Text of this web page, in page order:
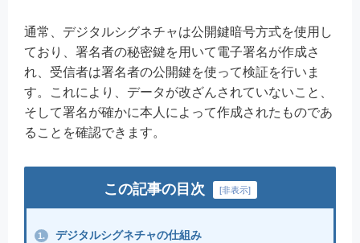
通常、デジタルシグネチャは公開鍵暗号方式を使用し
ており、署名者の秘密鍵を用いて電子署名が作成さ
れ、受信者は署名者の公開鍵を使って検証を行いま
す。これにより、データが改ざんされていないこと、
そして署名が確かに本人によって作成されたものであ
ることを確認できます。
この記事の目次 [非表示]
1. デジタルシグネチャの仕組み